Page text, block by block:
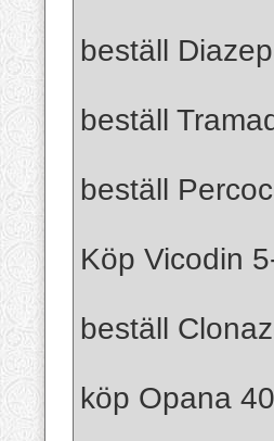
beställ
beställ
beställ
Köp Vicodin
beställ
köp Opana